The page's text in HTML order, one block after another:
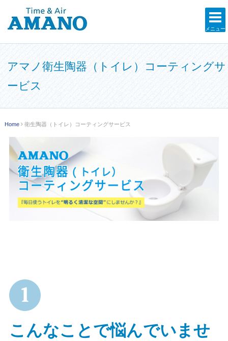
メニュー
アマノ衛生陶器（トイレ）コーティングサ
ービス
Home 衛生陶器（トイレ）コーティングサービス
こんなことで悩んでいませ